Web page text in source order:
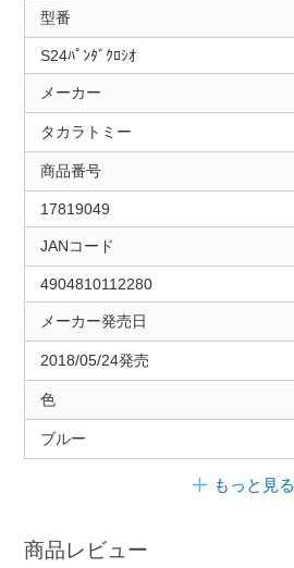
型番
S24ﾊﾟﾝﾀﾞｸﾛｼｵ
メーカー
タカラトミー
商品番号
17819049
JANコード
4904810112280
メーカー発売日
2018/05/24発売
色
ブルー
もっと見る
商品レビュー